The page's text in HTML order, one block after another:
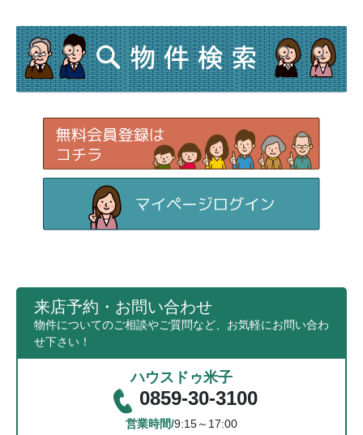
来店予約・お問い合わせ
物件についてのご相談やご質問など、お気軽にお問い合わ
せ下さい！
ハウスドゥ米子
0859-30-3100
営業時間/9:15～17:00